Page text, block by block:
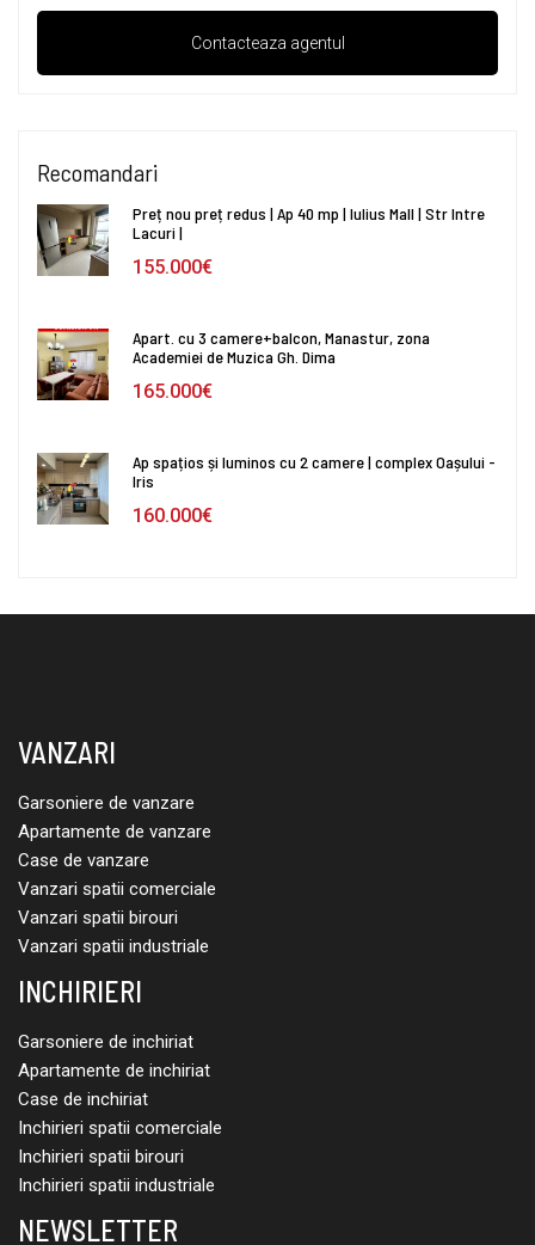
Recomandari
Preț nou preț redus | Ap 40 mp | Iulius Mall | Str Intre
Lacuri |
155.000€
Apart. cu 3 camere+balcon, Manastur, zona
Academiei de Muzica Gh. Dima
165.000€
Ap spațios și luminos cu 2 camere | complex Oașului -
Iris
160.000€
VANZARI
Garsoniere de vanzare
Apartamente de vanzare
Case de vanzare
Vanzari spatii comerciale
Vanzari spatii birouri
Vanzari spatii industriale
INCHIRIERI
Garsoniere de inchiriat
Apartamente de inchiriat
Case de inchiriat
Inchirieri spatii comerciale
Inchirieri spatii birouri
Inchirieri spatii industriale
NEWSLETTER